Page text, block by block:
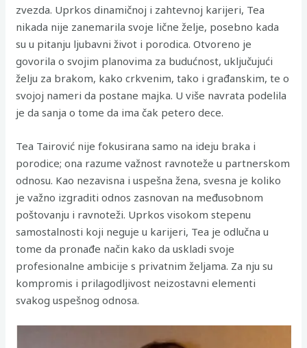
zvezda. Uprkos dinamičnoj i zahtevnoj karijeri, Tea
nikada nije zanemarila svoje lične želje, posebno kada
su u pitanju ljubavni život i porodica. Otvoreno je
govorila o svojim planovima za budućnost, uključujući
želju za brakom, kako crkvenim, tako i građanskim, te o
svojoj nameri da postane majka. U više navrata podelila
je da sanja o tome da ima čak petero dece.
Tea Tairović nije fokusirana samo na ideju braka i
porodice; ona razume važnost ravnoteže u partnerskom
odnosu. Kao nezavisna i uspešna žena, svesna je koliko
je važno izgraditi odnos zasnovan na međusobnom
poštovanju i ravnoteži. Uprkos visokom stepenu
samostalnosti koji neguje u karijeri, Tea je odlučna u
tome da pronađe način kako da uskladi svoje
profesionalne ambicije s privatnim željama. Za nju su
kompromis i prilagodljivost neizostavni elementi
svakog uspešnog odnosa.